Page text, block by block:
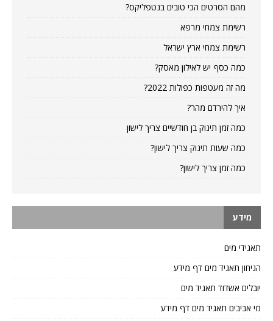
מהם הסרטים הכי טובים בנטפליקס?
רשימת צמחי מרפא
רשימת צמחי ארץ ישראל
כמה כסף יש לאילון מאסק?
מה זה מעטפות כפולות 2022?
איך להירדם מהר?
כמה זמן תינוק בן חודשיים צריך לישון
כמה שעות תינוק צריך לישון?
כמה זמן צריך לישון?
מידע
תאגידי מים
הגיחון תאגיד מים דף מידע
יובלים אשדוד תאגיד מים
מי אביבים תאגיד מים דף מידע